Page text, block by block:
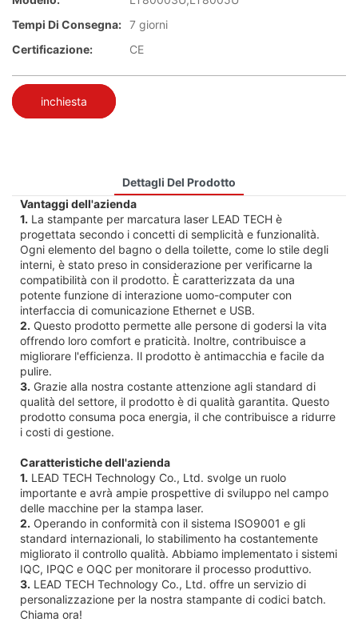
Tempi Di Consegna: 7 giorni
Certificazione:
CE
inchiesta
Dettagli Del Prodotto
Vantaggi dell'azienda
1. La stampante per marcatura laser LEAD TECH è
progettata secondo i concetti di semplicità e funzionalità.
Ogni elemento del bagno o della toilette, come lo stile degli
interni, è stato preso in considerazione per verificarne la
compatibilità con il prodotto. È caratterizzata da una
potente funzione di interazione uomo-computer con
interfaccia di comunicazione Ethernet e USB.
2. Questo prodotto permette alle persone di godersi la vita
offrendo loro comfort e praticità. Inoltre, contribuisce a
migliorare l'efficienza. Il prodotto è antimacchia e facile da
pulire.
3. Grazie alla nostra costante attenzione agli standard di
qualità del settore, il prodotto è di qualità garantita. Questo
prodotto consuma poca energia, il che contribuisce a ridurre
i costi di gestione.
Caratteristiche dell'azienda
1. LEAD TECH Technology Co., Ltd. svolge un ruolo
importante e avrà ampie prospettive di sviluppo nel campo
delle macchine per la stampa laser.
2. Operando in conformità con il sistema ISO9001 e gli
standard internazionali, lo stabilimento ha costantemente
migliorato il controllo qualità. Abbiamo implementato i sistemi
IQC, IPQC e OQC per monitorare il processo produttivo.
3. LEAD TECH Technology Co., Ltd. offre un servizio di
personalizzazione per la nostra stampante di codici batch.
Chiama ora!